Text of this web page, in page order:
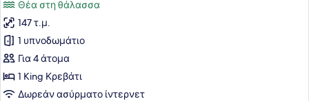
φωτογραφιών
για
Βίλα,
1
Υπνοδωμάτιο,
Ιδιωτική
Θέα στη θάλασσα
147 τ.μ.
1 υπνοδωμάτιο
Για 4 άτομα
1 King Κρεβάτι
Δωρεάν ασύρματο ίντερνετ